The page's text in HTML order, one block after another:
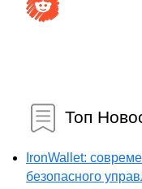
Топ
IronWallet:
безопасного